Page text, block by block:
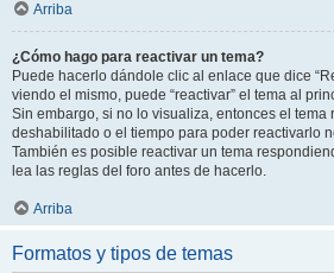
Arriba
¿Cómo hago para reactivar un tema?
Puede hacerlo dándole clic al enlace que dice
viendo el mismo, puede “reactivar” el tema al
Sin embargo, si no lo visualiza, entonces el tema
deshabilitado o el tiempo para poder reactivarlo
También es posible reactivar un tema
lea las reglas del foro antes de hacerlo.
Arriba
Formatos y tipos de temas